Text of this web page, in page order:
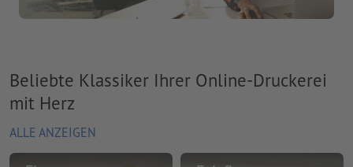
Beliebte Klassiker Ihrer Online-Druckerei
mit Herz
ALLE ANZEIGEN